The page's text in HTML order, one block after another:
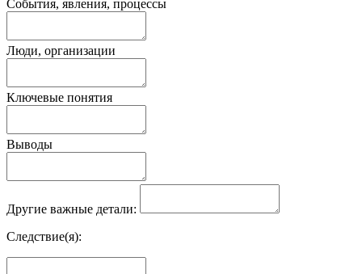
События, явления, процессы
Люди, организации
Ключевые понятия
Выводы
Другие важные детали:
Следствие(я):